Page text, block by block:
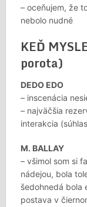
– oceňujem, že
nebolo nudné
KEĎ
porota)
DEDO EDO
– inscenácia
– najväčšia
interakcia
M. BALLAY
– všimol som si
nádejou, bola
šedohnedá bola
postava v